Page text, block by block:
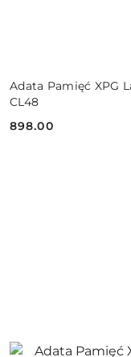
Adata Pamięć XPG
CL48
Cena:
898.00